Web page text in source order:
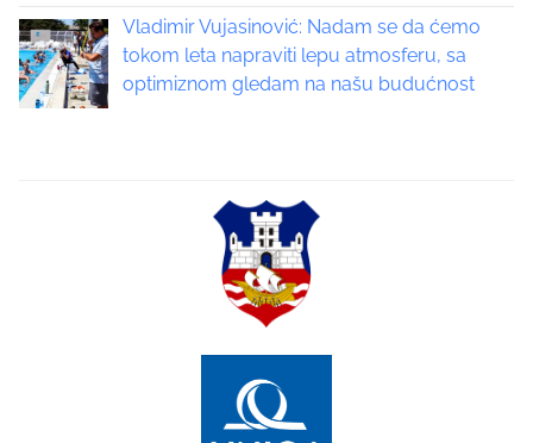
a
t
Vladimir Vujasinović: Nadam se da ćemo
tokom leta napraviti lepu atmosferu, sa
optimiznom gledam na našu budućnost